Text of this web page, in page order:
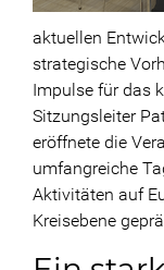
aktuellen
strategische
Impulse für das
Sitzungsleiter
eröffnete die
umfangreiche
Aktivitäten auf
Kreisebene